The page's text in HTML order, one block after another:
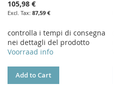
105,98 €
87,59 €
controlla i tempi di consegna
nei dettagli del prodotto
Voorraad info
Add to Cart